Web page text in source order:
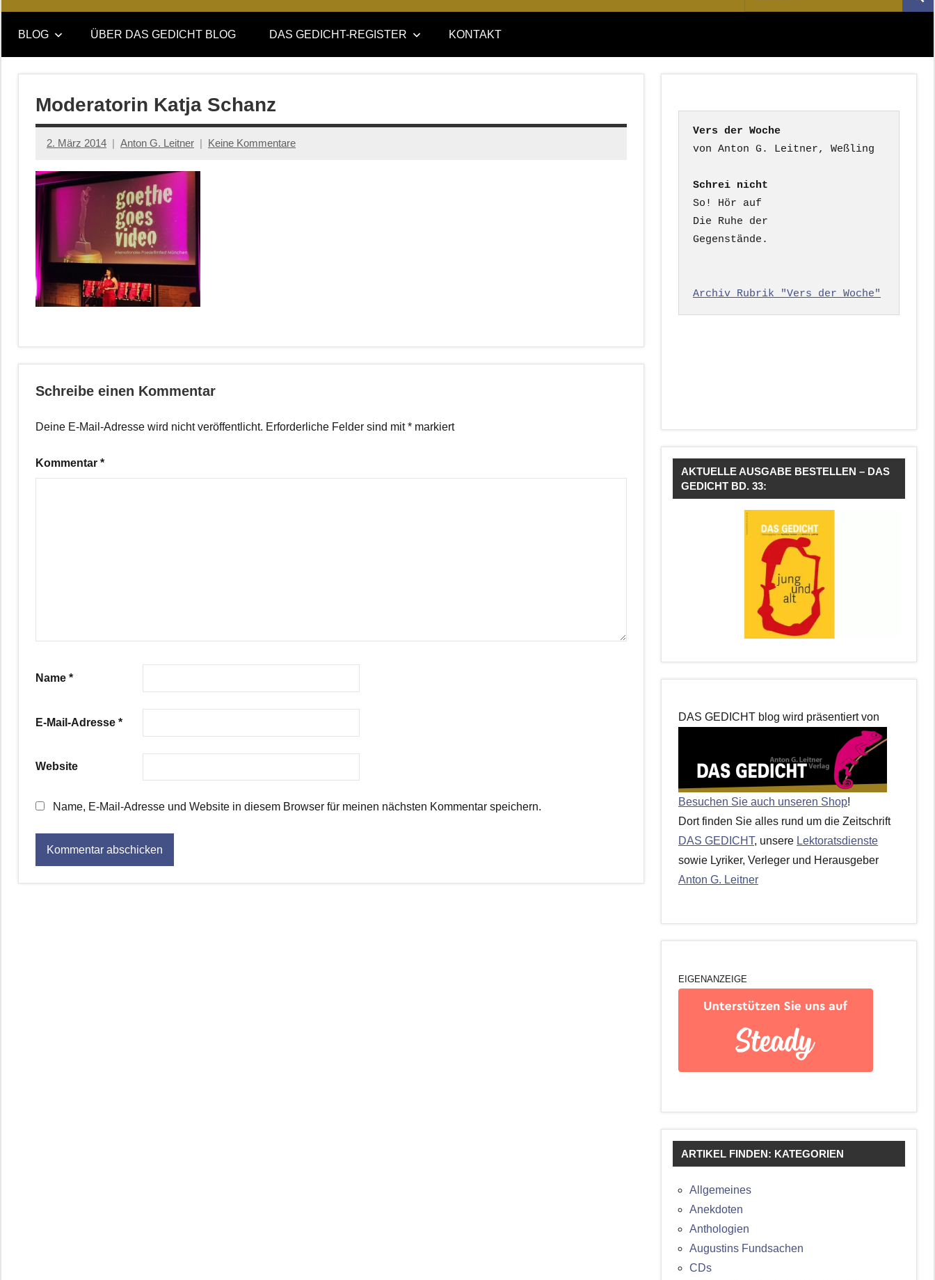
DAS
GEDICHT
blog
DAS
GEDICHT.
Zeitschrift
nach:
BLOG ÜBER DAS GEDICHT BLOG DAS GEDICHT-REGISTER KONTAKT
Moderatorin Katja Schanz
2. März 2014 Anton G. Leitner Keine Kommentare
Schreibe einen Kommentar
Deine E-Mail-Adresse wird nicht veröffentlicht. Erforderliche Felder sind mit* markiert
Kommentar *
Name *
E-Mail-Adresse *
Website
Name, E-Mail-Adresse und Website in diesem Browser für meinen nächsten Kommentar speichern.
Vers der Woche
Schrei nicht
So! Hör auf
Die Ruhe der
Gegenstände.
Archiv Rubrik "Vers der Woche"
AKTUELLE AUSGABE BESTELLEN – DAS
GEDICHT BD. 33:
DAS GEDICHT blog wird präsentiert von
Besuchen Sie auch unseren Shop!
Dort finden Sie alles rund um die Zeitschrift
DAS GEDICHT, unsere Lektoratsdienste
sowie Lyriker, Verleger und Herausgeber
Anton G. Leitner
EIGENANZEIGE
ARTIKEL FINDEN: KATEGORIEN
Allgemeines
Anekdoten
Anthologien
Augustins Fundsachen
CDs